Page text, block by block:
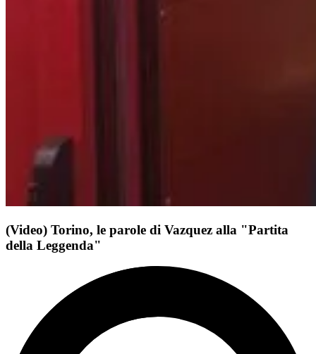
(Video) Torino, le parole di Vazquez alla "Partita
della Leggenda"